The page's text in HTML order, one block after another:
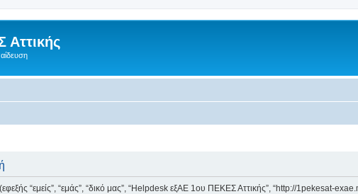
“εμείς”, “εμάς”, “δικό μας”, “Helpdesk εξΑΕ 1ου ΠΕΚΕΣ Αττικής”, “http://1pekesat-